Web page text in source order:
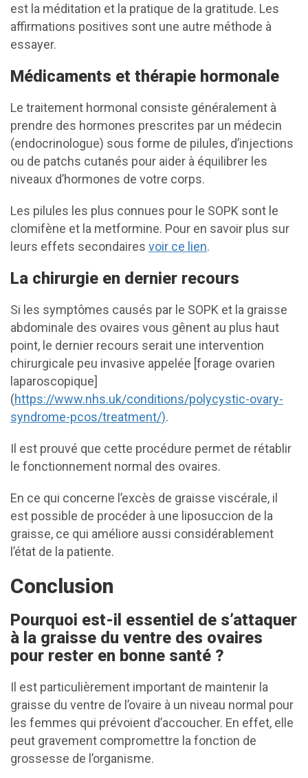
est la méditation et la pratique de la gratitude. Les
affirmations positives sont une autre méthode à
essayer.
Médicaments et thérapie hormonale
Le traitement hormonal consiste généralement à
prendre des hormones prescrites par un médecin
(endocrinologue) sous forme de pilules, d’injections
ou de patchs cutanés pour aider à équilibrer les
niveaux d’hormones de votre corps.
Les pilules les plus connues pour le SOPK sont le
clomifène et la metformine. Pour en savoir plus sur
leurs effets secondaires voir ce lien.
La chirurgie en dernier recours
Si les symptômes causés par le SOPK et la graisse
abdominale des ovaires vous gênent au plus haut
point, le dernier recours serait une intervention
chirurgicale peu invasive appelée [forage ovarien
laparoscopique]
(https://www.nhs.uk/conditions/polycystic-ovary-
syndrome-pcos/treatment/).
Il est prouvé que cette procédure permet de rétablir
le fonctionnement normal des ovaires.
En ce qui concerne l’excès de graisse viscérale, il
est possible de procéder à une liposuccion de la
graisse, ce qui améliore aussi considérablement
l’état de la patiente.
Conclusion
Pourquoi est-il essentiel de s’attaquer
à la graisse du ventre des ovaires
pour rester en bonne santé ?
Il est particulièrement important de maintenir la
graisse du ventre de l’ovaire à un niveau normal pour
les femmes qui prévoient d’accoucher. En effet, elle
peut gravement compromettre la fonction de
grossesse de l’organisme.